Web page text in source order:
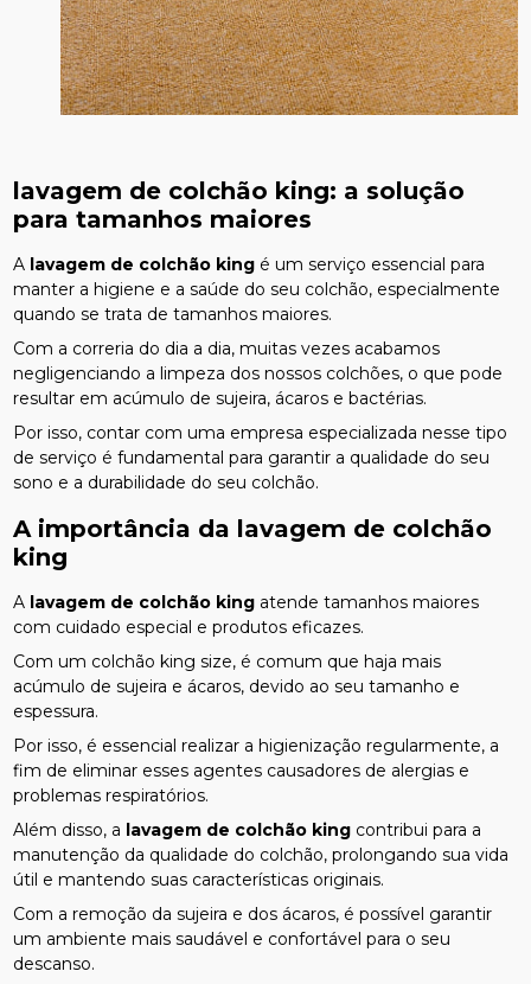
lavagem de colchão king: a solução
para tamanhos maiores
A lavagem de colchão king é um serviço essencial para
manter a higiene e a saúde do seu colchão, especialmente
quando se trata de tamanhos maiores.
Com a correria do dia a dia, muitas vezes acabamos
negligenciando a limpeza dos nossos colchões, o que pode
resultar em acúmulo de sujeira, ácaros e bactérias.
Por isso, contar com uma empresa especializada nesse tipo
de serviço é fundamental para garantir a qualidade do seu
sono e a durabilidade do seu colchão.
A importância da lavagem de colchão
king
A lavagem de colchão king atende tamanhos maiores
com cuidado especial e produtos eficazes.
Com um colchão king size, é comum que haja mais
acúmulo de sujeira e ácaros, devido ao seu tamanho e
espessura.
Por isso, é essencial realizar a higienização regularmente, a
fim de eliminar esses agentes causadores de alergias e
problemas respiratórios.
Além disso, a lavagem de colchão king contribui para a
manutenção da qualidade do colchão, prolongando sua vida
útil e mantendo suas características originais.
Com a remoção da sujeira e dos ácaros, é possível garantir
um ambiente mais saudável e confortável para o seu
descanso.